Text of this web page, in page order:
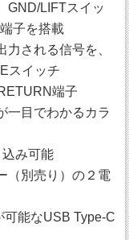
GND/LIFTスイッ
子を搭載
される信号を、
スイッチ
端子
一目でわかるカラ
み可能
（別売り）の２電
能なUSB Type-C